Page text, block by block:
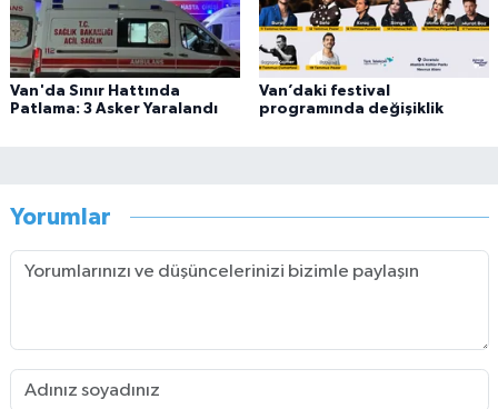
Van'da Sınır Hattında
Patlama: 3 Asker Yaralandı
Van’daki festival
programında değişiklik
Yorumlar